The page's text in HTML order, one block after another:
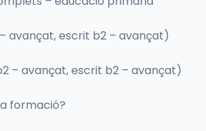
avançat, escrit b2 – avançat)
– avançat, escrit b2 – avançat)
formació?